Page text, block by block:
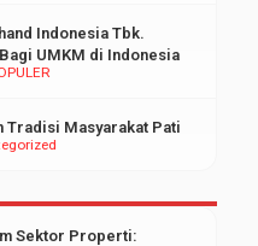
Indonesia Tbk.
UMKM di Indonesia
Tradisi Masyarakat Pati
Sektor Properti: